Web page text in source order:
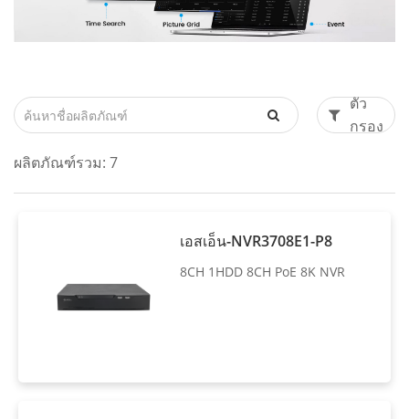
ตัว
กรอง
ผลิตภัณฑ์รวม: 7
เอสเอ็น-NVR3708E1-P8
8CH 1HDD 8CH PoE 8K NVR